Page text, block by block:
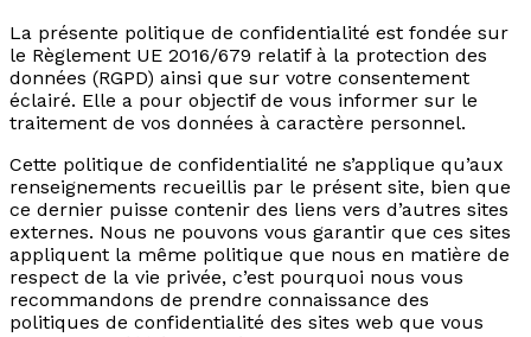
La présente politique de confidentialité est fondée sur
le Règlement UE 2016/679 relatif à la protection des
données (RGPD) ainsi que sur votre consentement
éclairé. Elle a pour objectif de vous informer sur le
traitement de vos données à caractère personnel.
Cette politique de confidentialité ne s’applique qu’aux
renseignements recueillis par le présent site, bien que
ce dernier puisse contenir des liens vers d’autres sites
externes. Nous ne pouvons vous garantir que ces sites
appliquent la même politique que nous en matière de
respect de la vie privée, c’est pourquoi nous vous
recommandons de prendre connaissance des
politiques de confidentialité des sites web que vous